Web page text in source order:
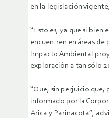
en la legislación
“Esto es, ya que si bien
encuentren en áreas
Impacto Ambiental
exploración a tan sólo
“Que, sin perjuicio
informado por la
Arica y Parinacota”,